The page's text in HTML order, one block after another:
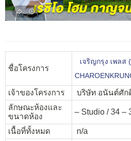
ชื่อโครงการ
เจริญกรุง เพลส
เจ้าของโครงการ
บริษัท อนันต์ศัก
ลักษณะห้องและ
ขนาดห้อง
– Studio / 34 –
เนื้อที่ทั้งหมด
n/a